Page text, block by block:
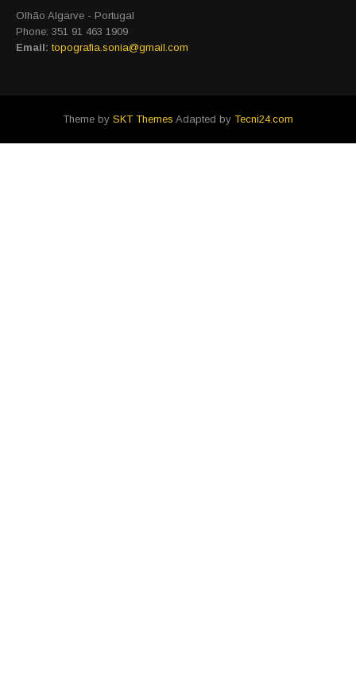
Olhão Algarve - Portugal
Phone: 351 91 463 1909
Email: topografia.sonia@gmail.com
Theme by SKT Themes Adapted by Tecni24.com